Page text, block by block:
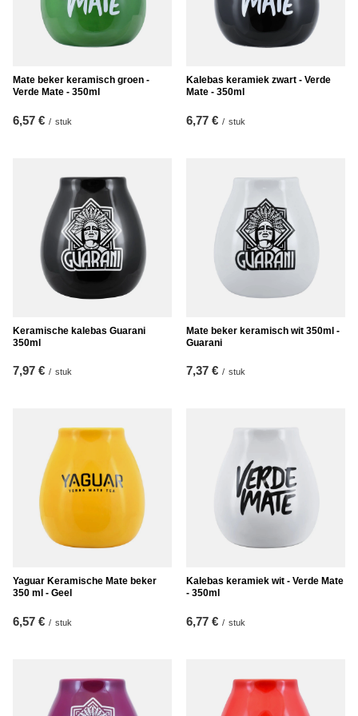
Mate beker keramisch groen -
Verde Mate - 350ml
6,57 € / stuk
Kalebas keramiek zwart - Verde
Mate - 350ml
6,77 € / stuk
Keramische kalebas Guarani
350ml
7,97 € / stuk
Mate beker keramisch wit 350ml -
Guarani
7,37 € / stuk
Yaguar Keramische Mate beker
350 ml - Geel
6,57 € / stuk
Kalebas keramiek wit - Verde Mate
- 350ml
6,77 € / stuk